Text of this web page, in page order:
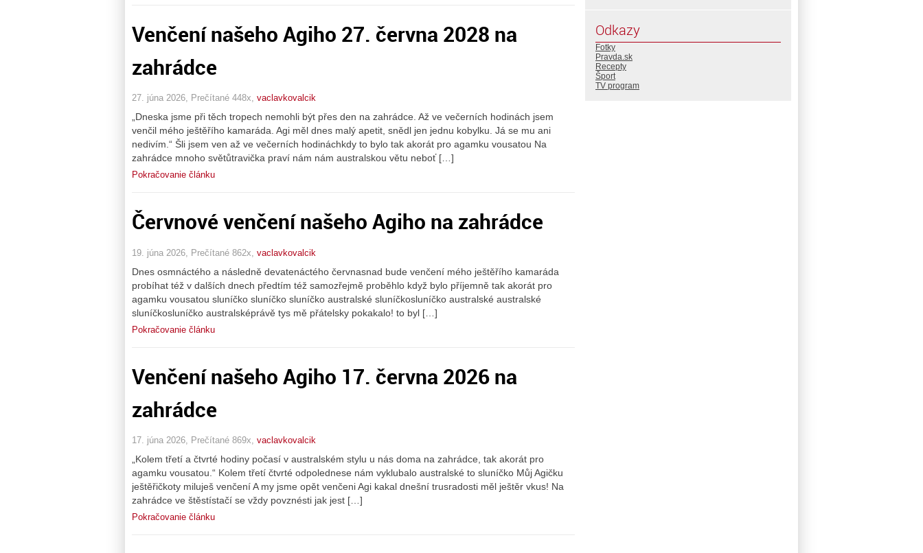
Venčení našeho Agiho 27. června 2028 na
zahrádce
27. júna 2026, Prečítané 448x, vaclavkovalcik
„Dneska jsme při těch tropech nemohli být přes den na zahrádce. Až ve večerních hodinách jsem
venčil mého ještěřího kamaráda. Agi měl dnes malý apetit, snědl jen jednu kobylku. Já se mu ani
nedivím.“ Šli jsem ven až ve večerních hodináchkdy to bylo tak akorát pro agamku vousatou Na
zahrádce mnoho světůtravička praví nám nám australskou větu neboť […]
Pokračovanie článku
Červnové venčení našeho Agiho na zahrádce
19. júna 2026, Prečítané 862x, vaclavkovalcik
Dnes osmnáctého a následně devatenáctého červnasnad bude venčení mého ještěřího kamaráda
probíhat též v dalších dnech předtím též samozřejmě proběhlo když bylo příjemně tak akorát pro
agamku vousatou sluníčko sluníčko sluníčko australské sluníčkosluníčko australské australské
sluníčkosluníčko australsképrávě tys mě přátelsky pokakalo! to byl […]
Pokračovanie článku
Venčení našeho Agiho 17. června 2026 na
zahrádce
17. júna 2026, Prečítané 869x, vaclavkovalcik
„Kolem třetí a čtvrté hodiny počasí v australském stylu u nás doma na zahrádce, tak akorát pro
agamku vousatou.“ Kolem třetí čtvrté odpolednese nám vyklubalo australské to sluníčko Můj Agičku
ještěřičkoty miluješ venčení A my jsme opět venčeni Agi kakal dnešní trusradosti měl ještěr vkus! Na
zahrádce ve štěstístačí se vždy povznésti jak jest […]
Pokračovanie článku
Odkazy
Fotky
Pravda.sk
Recepty
Šport
TV program